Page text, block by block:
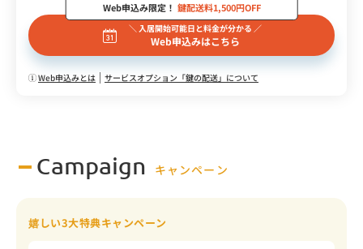
＼ 入居開始可能日と料金が分かる ／
Web申込みはこちら
Web申込み限定！ 鍵配送料1,500円OFF
Web申込みとは サービスオプション「鍵の配送」について
Campaign キャンペーン
嬉しい3大特典キャンペーン